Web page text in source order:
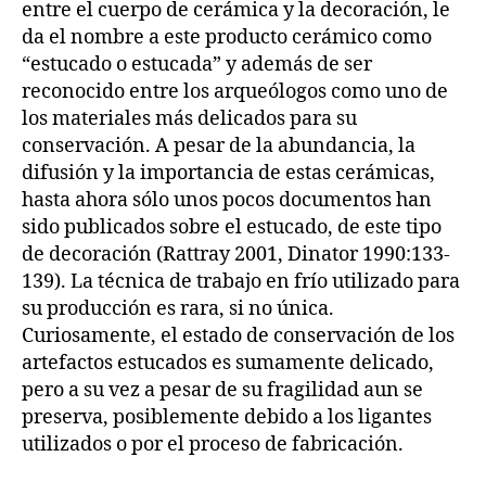
entre el cuerpo de cerámica y la decoración, le
da el nombre a este producto cerámico como
“estucado o estucada” y además de ser
reconocido entre los arqueólogos como uno de
los materiales más delicados para su
conservación. A pesar de la abundancia, la
difusión y la importancia de estas cerámicas,
hasta ahora sólo unos pocos documentos han
sido publicados sobre el estucado, de este tipo
de decoración (Rattray 2001, Dinator 1990:133-
139). La técnica de trabajo en frío utilizado para
su producción es rara, si no única.
Curiosamente, el estado de conservación de los
artefactos estucados es sumamente delicado,
pero a su vez a pesar de su fragilidad aun se
preserva, posiblemente debido a los ligantes
utilizados o por el proceso de fabricación.